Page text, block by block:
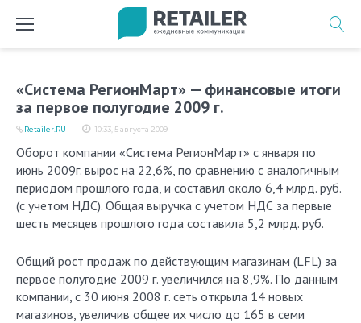
«Система РегионМарт» — финансовые итоги
за первое полугодие 2009 г.
10:33, 5 августа 2009
Retailer.RU
Оборот компании «Система РегионМарт» с января по
июнь 2009г. вырос на 22,6%, по сравнению с аналогичным
периодом прошлого года, и составил около 6,4 млрд. руб.
(с учетом НДС). Общая выручка с учетом НДС за первые
шесть месяцев прошлого года составила 5,2 млрд. руб.
Общий рост продаж по действующим магазинам (LFL) за
первое полугодие 2009 г. увеличился на 8,9%. По данным
компании, с 30 июня 2008 г. сеть открыла 14 новых
магазинов, увеличив общее их число до 165 в семи